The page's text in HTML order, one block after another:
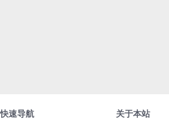
快速导航 关于本站